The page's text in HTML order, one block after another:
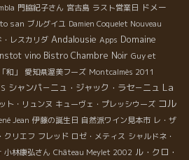
門脇紀子さん 宮古島 ラスト営業日 ドメー
san ブルグイユ Damien Coquelet Nouveau
・レスカリダ Andalousie Apps Domaine
vino Bistro Chambre Noir Guy et
和」 愛知県渥美フーズ Montcalmès 2011
シャンパ－ニュ・ジャック・ラセ－ニュ La
ト・リュンヌ キューヴェ・プレッシウーズ コル
Jean 伊藤の誕生日 自然派ワイン見本市 レ・ザ
クリエフ フレッド ロゼ・メティス シャルドネ・
小林康弘さん Château Meylet 2002 ル・クロ・